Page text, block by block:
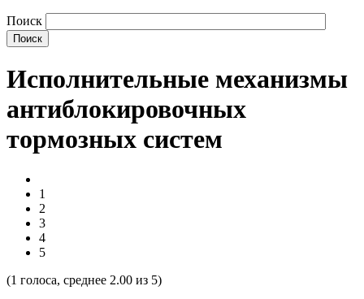
Поиск
Исполнительные механизмы
антиблокировочных
тормозных систем
1
2
3
4
5
(1 голоса, среднее 2.00 из 5)